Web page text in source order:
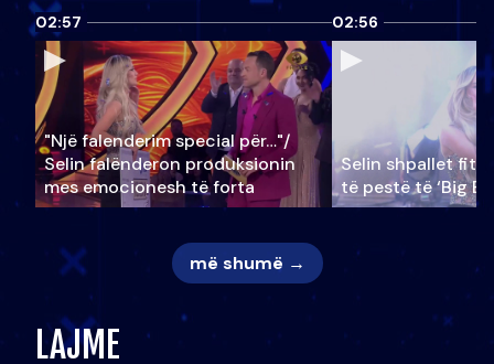
02:57
"Një falenderim special për…"/
Selin falënderon produksionin
mes emocionesh të forta
02:56
Selin shpallet
të pestë të ‘Big
më shumë →
LAJME